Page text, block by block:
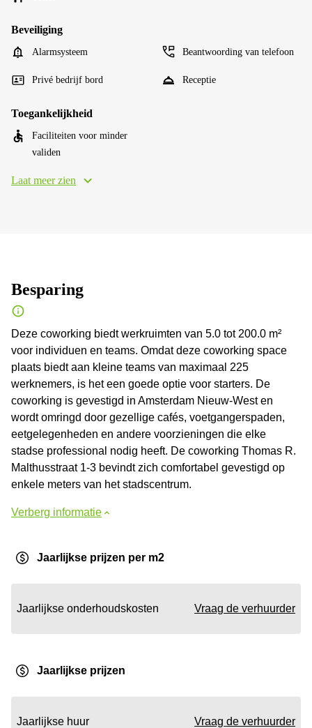
Beveiliging
Alarmsysteem Beantwoording van telefoon
Privé bedrijf bord Receptie
Toegankelijkheid
Faciliteiten voor minder
validen
Laat meer zien
Besparing
Deze coworking biedt werkruimten van 5.0 tot 200.0 m²
voor individuen en teams. Omdat deze coworking space
plaats biedt aan kleine teams van maximaal 225
werknemers, is het een goede optie voor starters. De
coworking is gevestigd in Amsterdam Nieuw-West en
wordt omringd door gezellige cafés, voetgangerspaden,
eetgelegenheden en andere voorzieningen die elke
stadse professional nodig heeft. De coworking Thomas R.
Malthusstraat 1-3 bevindt zich comfortabel gevestigd op
enkele meters van het stadscentrum.
Verberg informatie
Jaarlijkse prijzen per m2
Jaarlijkse onderhoudskosten Vraag de verhuurder
Jaarlijkse prijzen
Jaarlijkse huur Vraag de verhuurder